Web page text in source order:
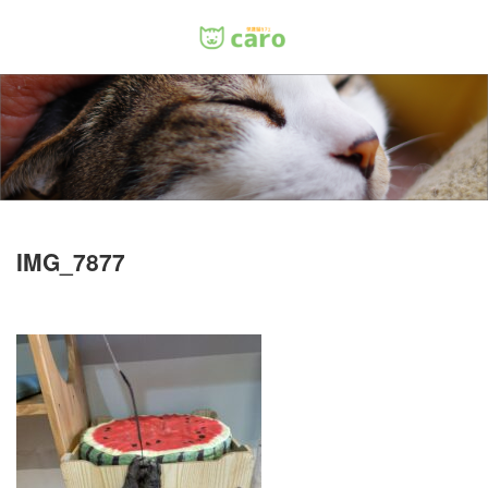
IMG_7877
Menu
ホーム
料金
里親について
お問い合わせ